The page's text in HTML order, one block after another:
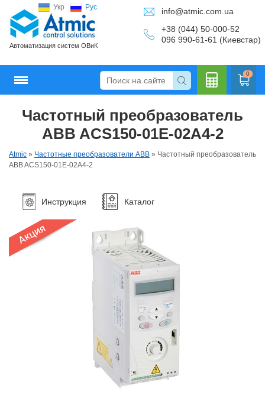
Укр Рус
Автоматизация систем ОВиК
info@atmic.com.ua
+38 (044) 50-000-52
096 990-61-61 (Киевстар)
0
Частотный преобразователь
ABB ACS150-01E-02A4-2
Atmic » Частотные преобразователи ABB » Частотный преобразователь
ABB ACS150-01E-02A4-2
Инструкция Каталог